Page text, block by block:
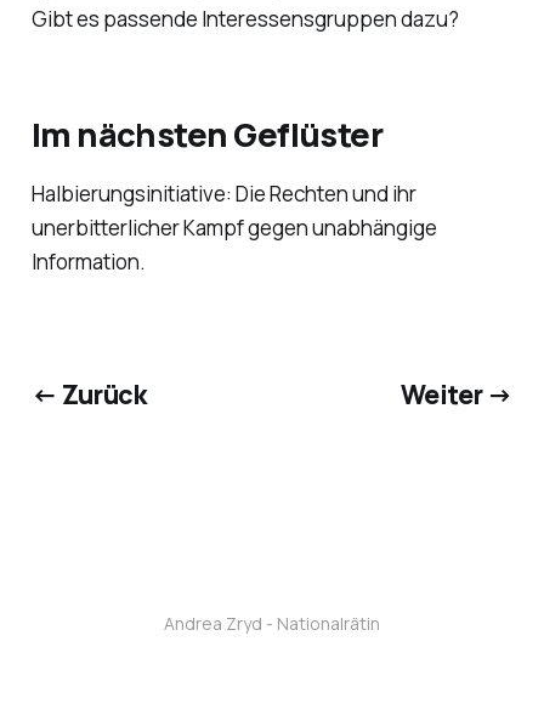
Gibt es passende Interessensgruppen dazu?
Im nächsten Geflüster
Halbierungsinitiative: Die Rechten und ihr
unerbitterlicher Kampf gegen unabhängige
Information.
← Zurück Weiter →
Andrea Zryd - Nationalrätin